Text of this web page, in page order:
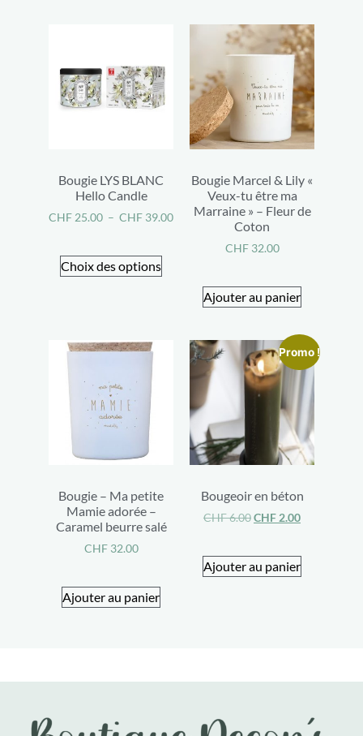
Bougie LYS BLANC
Hello Candle
CHF 25.00 – CHF 39.00
Choix des options
Bougie Marcel & Lily «
Veux-tu être ma
Marraine » – Fleur de
Coton
CHF32.00
Ajouter au panier
Bougie – Ma petite
Mamie adorée –
Caramel beurre salé
CHF32.00
Ajouter au panier
Promo !
Bougeoir en béton
CHF6.00CHF 2.00
Ajouter au panier